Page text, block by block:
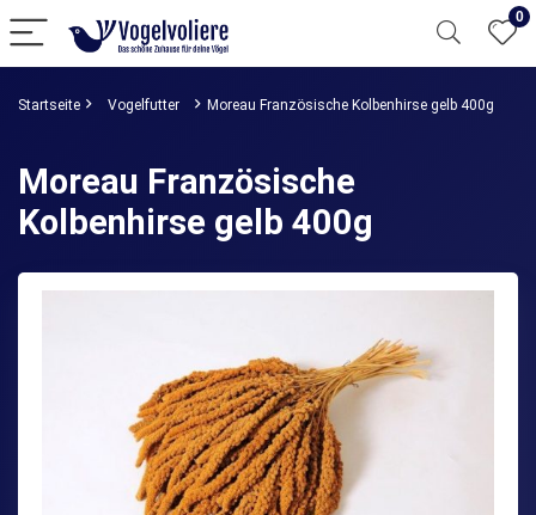
0
Startseite Vogelfutter Moreau Französische Kolbenhirse gelb 400g
Moreau Französische
Kolbenhirse gelb 400g